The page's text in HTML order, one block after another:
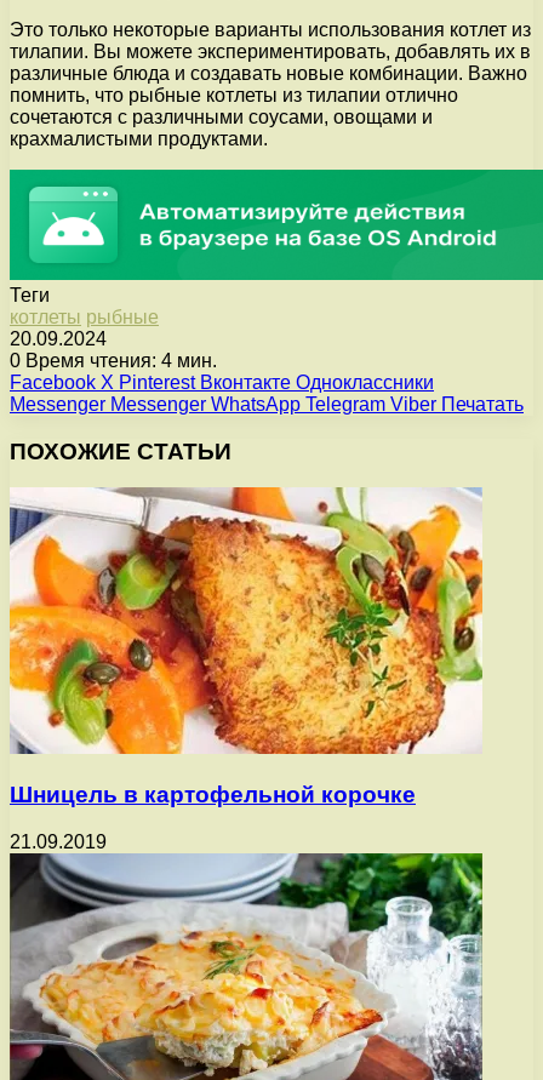
Это только некоторые варианты использования котлет из
тилапии. Вы можете экспериментировать, добавлять их в
различные блюда и создавать новые комбинации. Важно
помнить, что рыбные котлеты из тилапии отлично
сочетаются с различными соусами, овощами и
крахмалистыми продуктами.
Теги
котлеты рыбные
20.09.2024
0 Время чтения: 4 мин.
Facebook X Pinterest Вконтакте Одноклассники
Messenger Messenger WhatsApp Telegram Viber Печатать
ПОХОЖИЕ СТАТЬИ
Шницель в картофельной корочке
21.09.2019